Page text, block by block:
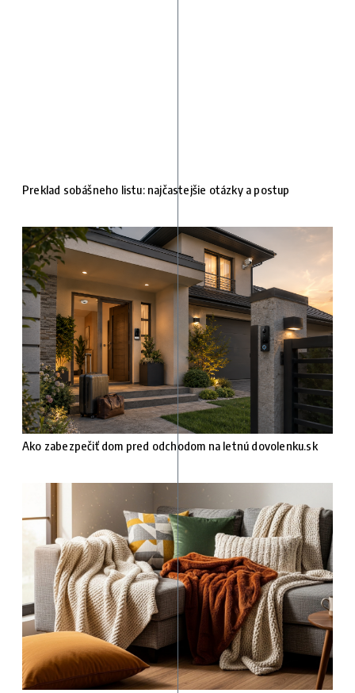
Preklad sobášneho listu: najčastejšie otázky a postup
Ako zabezpečiť dom pred odchodom na letnú dovolenku.sk